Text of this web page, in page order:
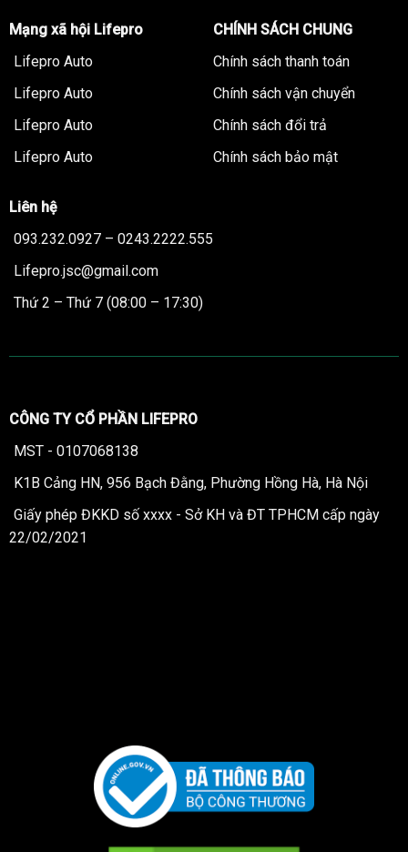
Mạng xã hội Lifepro
Lifepro Auto
Lifepro Auto
Lifepro Auto
Lifepro Auto
CHÍNH SÁCH CHUNG
Chính sách thanh toán
Chính sách vận chuyển
Chính sách đổi trả
Chính sách bảo mật
Liên hệ
093.232.0927 – 0243.2222.555
Lifepro.jsc@gmail.com
Thứ 2 – Thứ 7 (08:00 – 17:30)
CÔNG TY CỔ PHẦN LIFEPRO
MST - 0107068138
K1B Cảng HN, 956 Bạch Đằng, Phường Hồng Hà, Hà Nội
Giấy phép ĐKKD số xxxx - Sở KH và ĐT TPHCM cấp ngày
22/02/2021